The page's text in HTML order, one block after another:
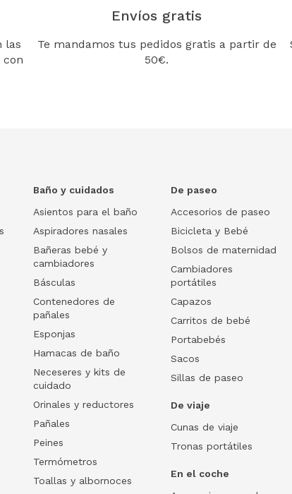
las
con
Envíos gratis
Te mandamos tus pedidos gratis a partir de
50€.
Baño y cuidados
Asientos para el baño
Aspiradores nasales
Bañeras bebé y
cambiadores
Básculas
Contenedores de
pañales
Esponjas
Hamacas de baño
Neceseres y kits de
cuidado
Orinales y reductores
Pañales
Peines
Termómetros
Toallas y albornoces
De paseo
Accesorios de paseo
Bicicleta y Bebé
Bolsos de maternidad
Cambiadores
portátiles
Capazos
Carritos de bebé
Portabebés
Sacos
Sillas de paseo
De viaje
Cunas de viaje
Tronas portátiles
En el coche